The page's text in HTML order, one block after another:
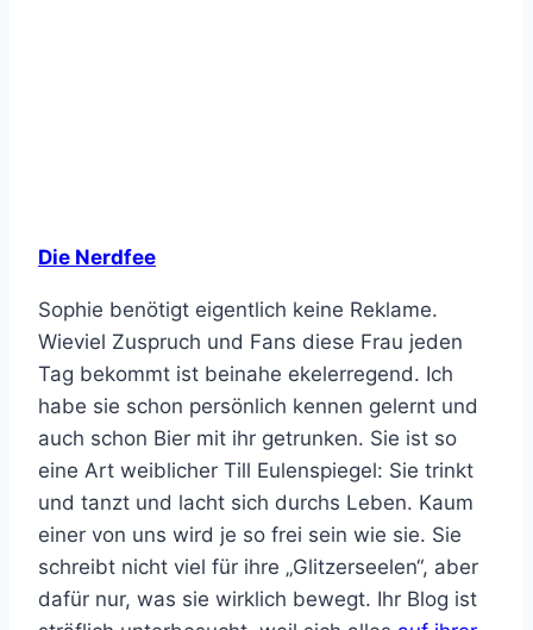
auch schon Bier mit ihr getrunken. Sie ist so
eine Art weiblicher Till Eulenspiegel: Sie trinkt
und tanzt und lacht sich durchs Leben. Kaum
einer von uns wird je so frei sein wie sie. Sie
schreibt nicht viel für ihre „Glitzerseelen“, aber
dafür nur, was sie wirklich bewegt. Ihr Blog ist
sträflich unterbesucht, weil sich allesauf ihrer
FB-Seiteabspielt. Aber da ist liken, teilen und
kommentieren eben auch deutlich leichter.
Seufz.